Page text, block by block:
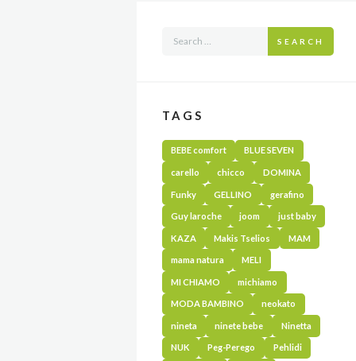
SEARCH
TAGS
BEBE comfort BLUE SEVEN
carello chicco DOMINA
Funky GELLINO gerafino
Guy laroche joom just baby
KAZA Makis Tselios MAM
mama natura MELI
MI CHIAMO michiamo
MODA BAMBINO neokato
nineta ninete bebe Ninetta
NUK Peg-Perego Pehlidi